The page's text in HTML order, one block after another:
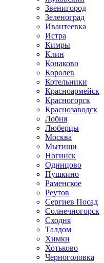
Звенигород
Зеленоград
Ивантеевка
Истра
Кимры
Клин
Конаково
Королев
Котельники
Красноармейск
Красногорск
Краснозаводск
Лобня
Люберцы
Москва
Мытищи
Ногинск
Одинцово
Пушкино
Раменское
Реутов
Сергиев Посад
Солнечногорск
Сходня
Талдом
Химки
Хотьково
Черноголовка